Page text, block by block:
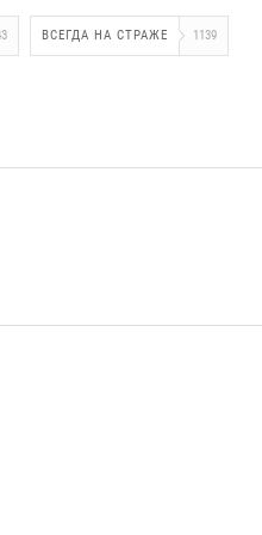
ВСЕГДА НА СТРАЖЕ 1139